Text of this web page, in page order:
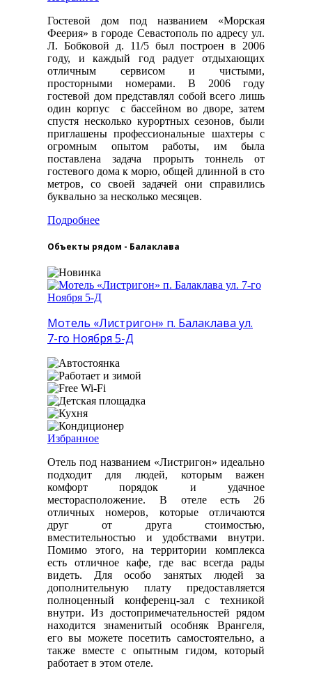
Гостевой дом под названием «Морская
Феерия» в городе Севастополь по адресу ул.
Л. Бобковой д. 11/5 был построен в 2006
году, и каждый год радует отдыхающих
отличным сервисом и чистыми,
просторными номерами. В 2006 году
гостевой дом представлял собой всего лишь
один корпус с бассейном во дворе, затем
спустя несколько курортных сезонов, были
приглашены профессиональные шахтеры с
огромным опытом работы, им была
поставлена задача прорыть тоннель от
гостевого дома к морю, общей длинной в сто
метров, со своей задачей они справились
буквально за несколько месяцев.
Подробнее
Объекты рядом - Балаклава
Мотель «Листригон» п. Балаклава ул.
7-го Ноября 5-Д
Избранное
Отель под названием «Листригон» идеально
подходит для людей, которым важен
комфорт порядок и удачное
месторасположение. В отеле есть 26
отличных номеров, которые отличаются
друг от друга стоимостью,
вместительностью и удобствами внутри.
Помимо этого, на территории комплекса
есть отличное кафе, где вас всегда рады
видеть. Для особо занятых людей за
дополнительную плату предоставляется
полноценный конференц-зал с техникой
внутри. Из достопримечательностей рядом
находится знаменитый особняк Врангеля,
его вы можете посетить самостоятельно, а
также вместе с опытным гидом, который
работает в этом отеле.